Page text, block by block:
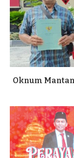
Oknum